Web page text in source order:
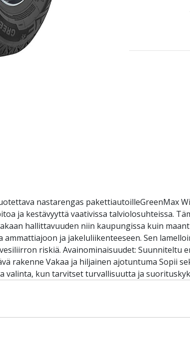
nastarengas pakettiautoilleGreenMax
ja kestävyyttä vaativissa talviolosuhteissa.
hallittavuuden niin kaupungissa kuin
ja jakeluliikenteeseen. Sen
riskiä. Avainominaisuudet: Suunniteltu
rakenne Vakaa ja hiljainen ajotuntuma Sopii
valinta, kun tarvitset turvallisuutta ja